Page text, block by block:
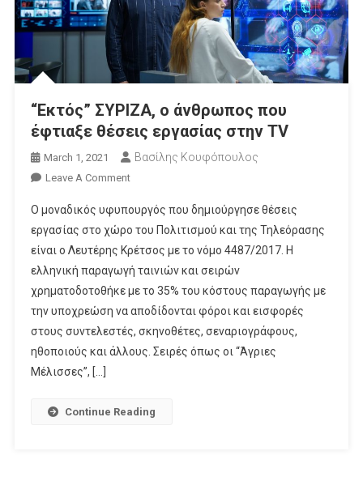
“Εκτός” ΣΥΡΙΖΑ, ο άνθρωπος που
έφτιαξε θέσεις εργασίας στην TV
March 1, 2021 Βασίλης Κουφόπουλος
Leave A CommentOn
ΣΥΡΙΖΑ,
Ο
Άνθρωπος
Που
Έφτιαξε
Θέσεις
Εργασίας
Ο μοναδικός υφυπουργός που δημιούργησε θέσεις
εργασίας στο χώρο του Πολιτισμού και της Τηλεόρασης
είναι ο Λευτέρης Κρέτσος με το νόμο 4487/2017. Η
ελληνική παραγωγή ταινιών και σειρών
χρηματοδοτοθήκε με το 35% του κόστους παραγωγής με
την υποχρεώση να αποδίδονται φόροι και εισφορές
στους συντελεστές, σκηνοθέτες, σεναριογράφους,
ηθοποιούς και άλλους. Σειρές όπως οι “Άγριες
Μέλισσες”, […]
Continue Reading